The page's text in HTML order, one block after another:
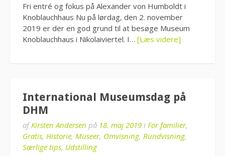
Fri entré og fokus på Alexander von Humboldt i
Knoblauchhaus Nu på lørdag, den 2. november
2019 er der en god grund til at besøge Museum
Knoblauchhaus i Nikolaiviertel. I… [Læs videre]
International Museumsdag på
DHM
afKirsten Andersen på 18. maj 2019 i For familier,
Gratis, Historie, Museer, Omvisning, Rundvisning,
Særlige tips, Udstilling